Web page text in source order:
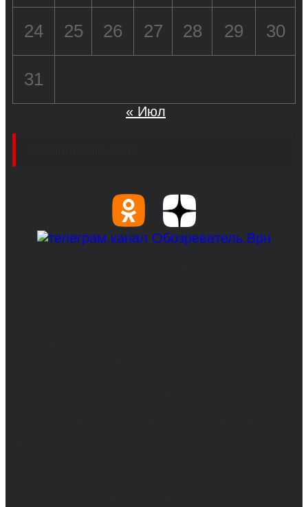
24 25 26 27 28 29 30
31
« Июл